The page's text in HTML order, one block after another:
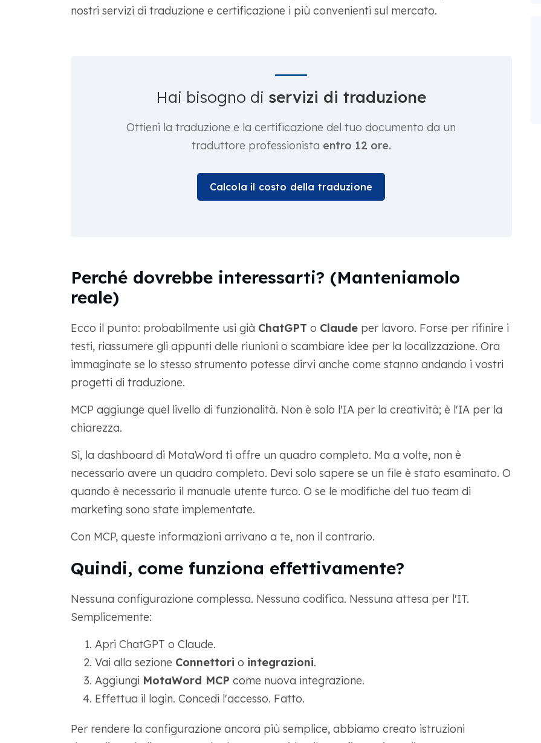
nostri servizi di traduzione e certificazione i più convenienti sul mercato.
Hai bisogno di servizi di traduzione
Ottieni la traduzione e la certificazione del tuo documento da un
traduttore professionista entro 12 ore.
Calcola il costo della traduzione
Perché dovrebbe interessarti? (Manteniamolo
reale)
Ecco il punto: probabilmente usi già ChatGPT o Claudeper lavoro. Forse per rifinire i
testi, riassumere gli appunti delle riunioni o scambiare idee per la localizzazione. Ora
immaginate se lo stesso strumento potesse dirvi anche come stanno andando i vostri
progetti di traduzione.
MCP aggiunge quel livello di funzionalità. Non è solo l'IA per la creatività; è l'IA per la
chiarezza.
Sì, la dashboard di MotaWord ti offre un quadro completo. Ma a volte, non è
necessario avere un quadro completo. Devi solo sapere se un file è stato esaminato. O
quando è necessario il manuale utente turco. O se le modifiche del tuo team di
marketing sono state implementate.
Con MCP, queste informazioni arrivano a te, non il contrario.
Quindi, come funziona effettivamente?
Nessuna configurazione complessa. Nessuna codifica. Nessuna attesa per l'IT.
Semplicemente:
Apri ChatGPT o Claude.
Vai alla sezione Connettori o integrazioni.
Aggiungi MotaWord MCP come nuova integrazione.
Effettua il login. Concedi l'accesso. Fatto.
Per rendere la configurazione ancora più semplice, abbiamo creato istruzioni